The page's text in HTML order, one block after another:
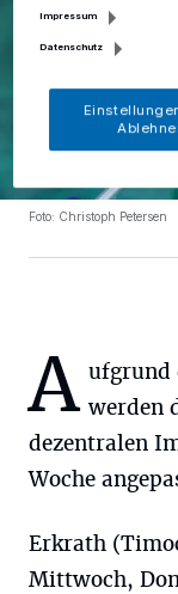
Foto: Christoph Petersen
A ufgrund
werden
dezentralen
Woche
Erkrath
Mittwoch,
Impressum
Datenschutz